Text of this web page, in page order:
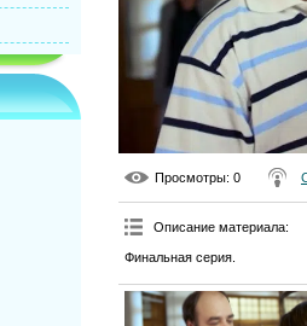
Просмотры: 0
Описание материала:
Финальная серия.